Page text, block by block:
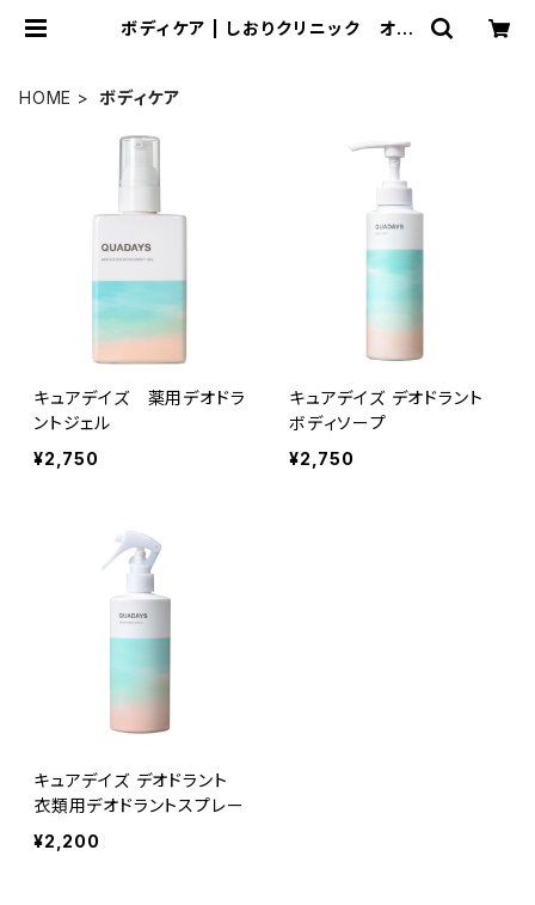
ボディケア | しおりクリニック オン
HOME ボディケア
キュアデイズ 薬用デオドラ
ントジェル
¥2,750
キュアデイズ デオドラント
ボディソープ
¥2,750
キュアデイズ デオドラント
衣類用デオドラントスプレー
¥2,200